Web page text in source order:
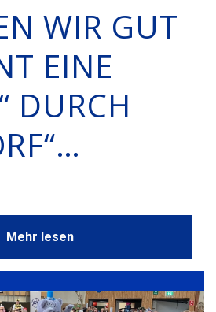
WIR GUT
EINE
DURCH
Mehr lesen